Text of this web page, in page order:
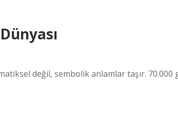
değil, sembolik anlamlar taşır. 70.000